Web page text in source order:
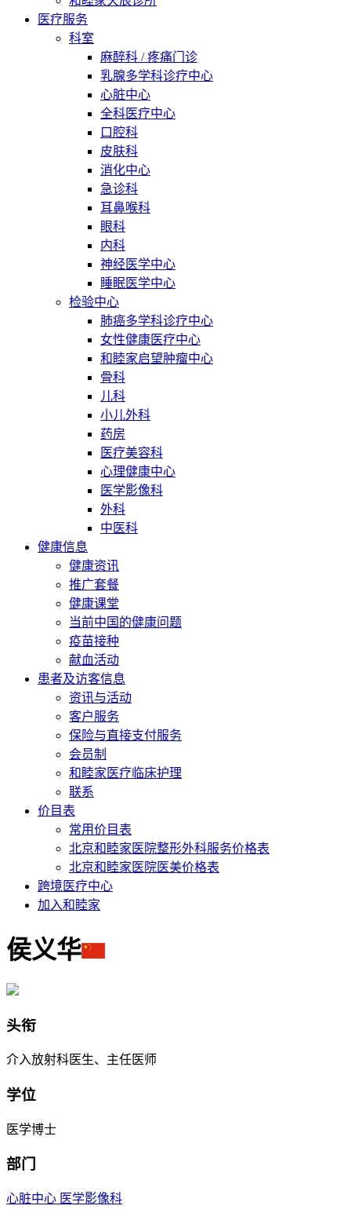
医疗服务
科室
麻醉科 / 疼痛门诊
乳腺多学科诊疗中心
心脏中心
全科医疗中心
口腔科
皮肤科
消化中心
急诊科
耳鼻喉科
眼科
内科
神经医学中心
睡眠医学中心
检验中心
肺癌多学科诊疗中心
女性健康医疗中心
和睦家启望肿瘤中心
骨科
儿科
小儿外科
药房
医疗美容科
心理健康中心
医学影像科
外科
中医科
健康信息
健康资讯
推广套餐
健康课堂
当前中国的健康问题
疫苗接种
献血活动
患者及访客信息
资讯与活动
客户服务
保险与直接支付服务
会员制
和睦家医疗临床护理
联系
价目表
常用价目表
北京和睦家医院整形外科服务价格表
北京和睦家医院医美价格表
跨境医疗中心
加入和睦家
侯义华
头衔
介入放射科医生、主任医师
学位
医学博士
部门
心脏中心 医学影像科